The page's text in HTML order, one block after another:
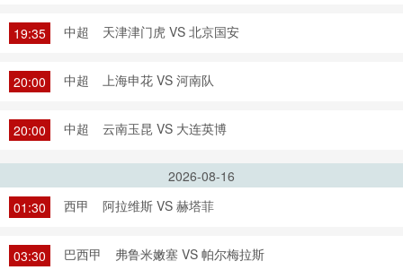
19:35 中超 天津津门虎 VS 北京国安
20:00 中超 上海申花 VS 河南队
20:00 中超 云南玉昆 VS 大连英博
2026-08-16
01:30
西甲 阿拉维斯 VS 赫塔菲
03:30 巴西甲 弗鲁米嫩塞 VS 帕尔梅拉斯